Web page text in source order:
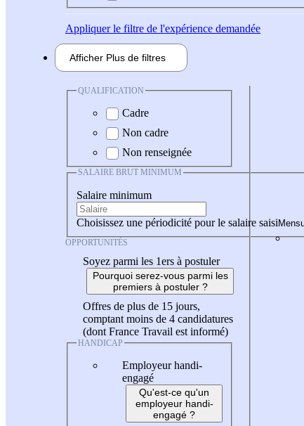
Appliquerle filtre de l'expérience demandée
Afficher Plus de filtres
QUALIFICATION
Cadre
Non cadre
Non renseignée
SALAIRE BRUT MINIMUM
Salaire minimum
Choisissez une périodicité pour le salaire saisi
OPPORTUNITÉS
Soyez parmi les 1ers à postuler
Pourquoi serez-vous parmi les
premiers à postuler ?
Offres de plus de 15 jours,
comptant moins de 4 candidatures
(dont France Travail est informé)
HANDICAP
Employeur handi-
engagé
Qu'est-ce qu'un
employeur handi-
engagé ?